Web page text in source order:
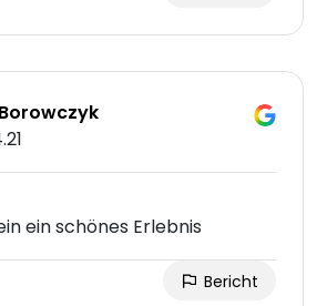
ein schönes Erlebnis
Bericht